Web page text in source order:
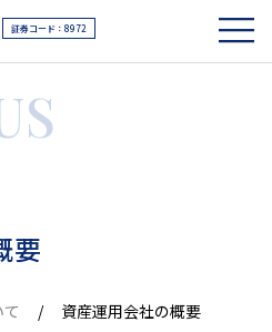
証券コード：8972
要
資産運用会社の概要